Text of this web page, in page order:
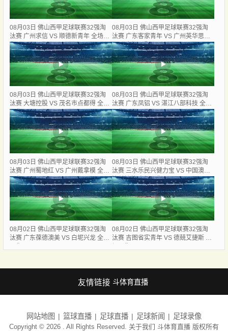
08月03日 佛山西甲足球联赛32强淘
汰赛 广州求信 VS 顺德新青年 全场录
像
08月03日 佛山西甲足球联赛32强淘
汰赛 广东客家青年 VS 广州英华思力
U17 全场录像
08月03日 佛山西甲足球联赛32强淘
汰赛 大塘控股 VS 茂名市点都得 全场
录像
08月03日 佛山西甲足球联赛32强淘
汰赛 广东凤铝 VS 湛江八部科技 全场
录像
08月03日 佛山西甲足球联赛32强淘
汰赛 广州蜀地红 VS 广州戴拿模 全场
录像
08月03日 佛山西甲足球联赛32强淘
汰赛 三水乐民兴健力宝 VS 中国澳门
澳科精英 全场录像
08月02日 佛山西甲足球联赛32强淘
汰赛 广东葆德澳美 VS 白坭兴龙 全场
08月02日 佛山西甲足球联赛32强淘
汰赛 吉图省实青年 VS 德兢艾捷斯 全
友情链接 斗体育直播
网站地图 篮球直播 足球直播 足球新闻 足球录像
Copyright © 2026 . All Rights Reserved. 关于我们 斗体育直播 版权所有